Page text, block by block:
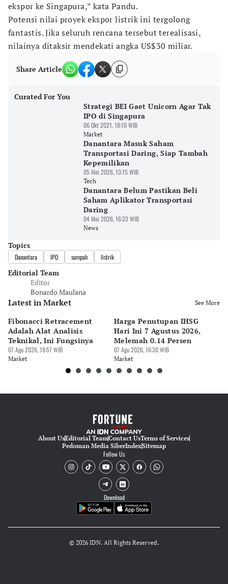
ekspor ke Singapura,” kata Pandu.
Potensi nilai proyek ekspor listrik ini tergolong
fantastis. Jika seluruh rencana tersebut terealisasi,
nilainya ditaksir mendekati angka US$30 miliar.
Share Article
Curated For You
Strategi BEI Gaet Unicorn Agar Tak
IPO di Singapura
06 Okt 2021, 18:10 WIB
Market
Danantara Masuk Saham
Transportasi Daring, Siap Tambah
Kepemilikan
05 Mei 2026, 13:15 WIB
Tech
Danantara Belum Pastikan Beli
Saham Aplikator Transportasi
Daring
04 Mei 2026, 16:33 WIB
News
Topics
Danantara IPO sampah listrik
Editorial Team
Editor
Bonardo Maulana
Latest in Market See More
Fibonacci Retracement
Adalah Alat Analisis
Teknikal, Ini Fungsinya
07 Agu 2026, 18:57 WIB
Market
Harga Penutupan IHSG
Hari Ini 7 Agustus 2026,
Melemah 0.14 Persen
07 Agu 2026, 16:30 WIB
Market
About UsEditorial TeamContact UsTerms of Services
Pedoman Media SiberIndexSitemap
Follow Us
Download
© 2026 IDN. All Rights Reserved.